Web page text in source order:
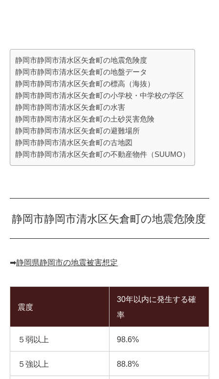
静岡市静岡市清水区矢倉町の地震危険度
静岡市静岡市清水区矢倉町の地盤データ
静岡市静岡市清水区矢倉町の標高（海抜）
静岡市静岡市清水区矢倉町の小学校・中学校の学区
静岡市静岡市清水区矢倉町の水害
静岡市静岡市清水区矢倉町の土砂災害危険
静岡市静岡市清水区矢倉町の避難場所
静岡市静岡市清水区矢倉町の古地図
静岡市静岡市清水区矢倉町の不動産物件（SUUMO）
静岡市静岡市清水区矢倉町の地震危険度
➡︎静岡県静岡市の地震被害想定
震度
30年以内に発生する確
率
５弱以上 98.6%
５強以上 88.8%